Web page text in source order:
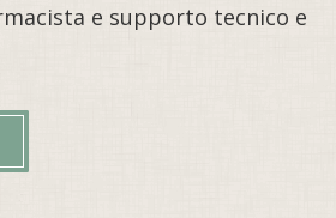
e supporto tecnico e